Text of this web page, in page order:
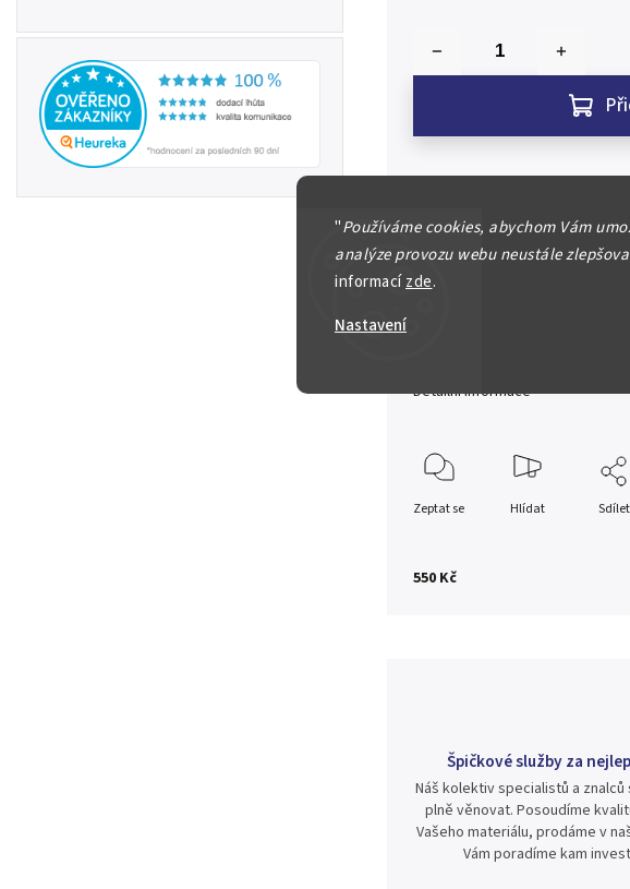
"Používáme cookies, abychom Vám
analýze provozu webu neustále
informacízde.
Nastavení
550 Kč
Protektorát Čechy a
20 Koruna 1944, tisk
perforace SPECIMEN,
Detailní informace
Zeptat se Hlídat Sdílet
Špičkové služby za
Náš kolektiv specialistů a znalců
plně věnovat. Posoudíme
Vašeho materiálu, prodáme v
Vám poradíme kam